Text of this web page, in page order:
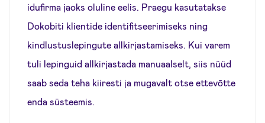
idufirma jaoks oluline eelis. Praegu kasutatakse
Dokobiti klientide identifitseerimiseks ning
kindlustuslepingute allkirjastamiseks. Kui varem
tuli lepinguid allkirjastada manuaalselt, siis nüüd
saab seda teha kiiresti ja mugavalt otse ettevõtte
enda süsteemis.